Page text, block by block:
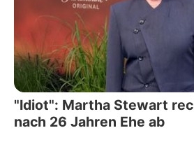
"Idiot": Martha Stewart
nach 26 Jahren Ehe ab